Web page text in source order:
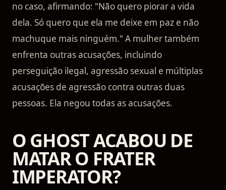
no caso, afirmando: "Não quero piorar a vida
dela. Só quero que ela me deixe em paz e não
machuque mais ninguém." A mulher também
enfrenta outras acusações, incluindo
perseguição ilegal, agressão sexual e múltiplas
acusações de agressão contra outras duas
pessoas. Ela negou todas as acusações.
O GHOST ACABOU DE
MATAR O FRATER
IMPERATOR?